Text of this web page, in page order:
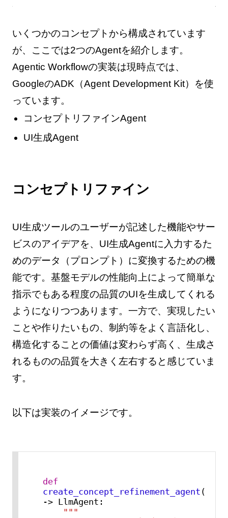
いくつかのコンセプトから構成されています
が、ここでは2つのAgentを紹介します。
Agentic Workflowの実装は現時点では、
GoogleのADK（Agent Development Kit）を使
っています。
コンセプトリファインAgent
UI生成Agent
コンセプトリファイン
UI生成ツールのユーザーが記述した機能やサー
ビスのアイデアを、UI生成Agentに入力するた
めのデータ（プロンプト）に変換するための機
能です。基盤モデルの性能向上によって簡単な
指示でもある程度の品質のUIを生成してくれる
ようになりつつあります。一方で、実現したい
ことや作りたいもの、制約等をよく言語化し、
構造化することの価値は変わらず高く、生成さ
れるものの品質を大きく左右すると感じていま
す。
以下は実装のイメージです。
def
create_concept_refinement_agent ()
-> LlmAgent:
"""